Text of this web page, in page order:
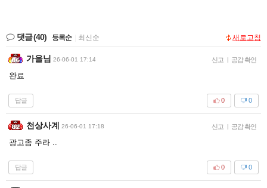
댓글(40) 등록순 최신순 새로고침
가을님 26-06-01 17:14 신고 | 공감 확인
완료
답글 0
0
천상사계 26-06-01 17:18 신고 | 공감 확인
광고좀 주라 ..
답글 0
0